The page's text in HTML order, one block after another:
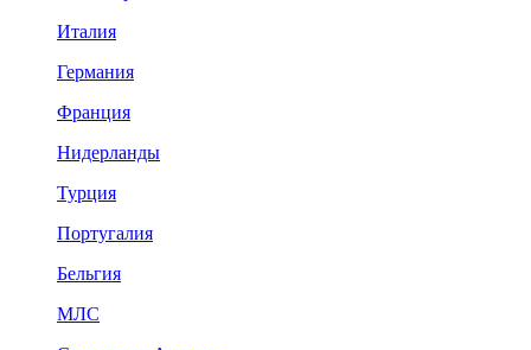
Италия
Германия
Франция
Нидерланды
Турция
Португалия
Бельгия
МЛС